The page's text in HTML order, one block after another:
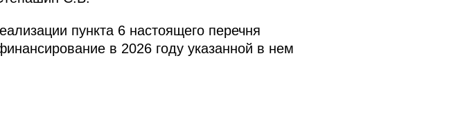
пункта 6 настоящего перечня
в 2026 году указанной в нем